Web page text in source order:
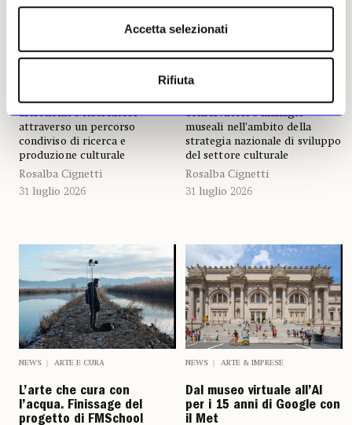
Accetta selezionati
Rifiuta
inaugura il primo esito di
relazione artisti, designer,
astronomi e ricercatori
attraverso un percorso
condiviso di ricerca e
produzione culturale
Rosalba Cignetti
31 luglio 2026
saudita e SOAS University of
Arts in Museum Studies in
università del Paese. Il
programma formerà curatori,
conservatori e manager
museali nell’ambito della
strategia nazionale di sviluppo
del settore culturale
Rosalba Cignetti
31 luglio 2026
NEWS ARTE E CURA
L’arte che cura con
l’acqua. Finissage del
progetto di FMSchool
NEWS ARTE & IMPRESE
Dal museo virtuale all’AI
per i 15 anni di Google con
il Met